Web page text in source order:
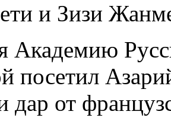
и Зизи
Академию
посетил
дар от